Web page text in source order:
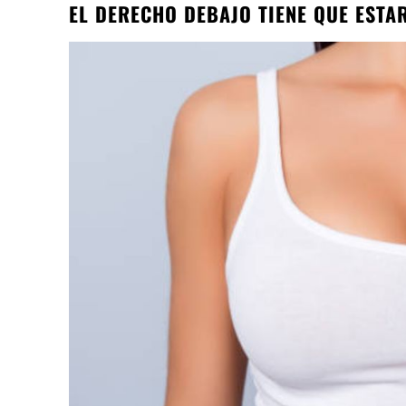
EL DERECHO DEBAJO TIENE QUE